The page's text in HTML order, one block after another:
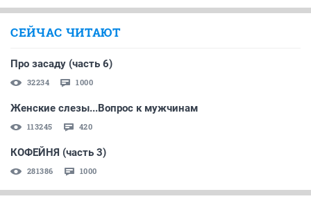
СЕЙЧАС ЧИТАЮТ
Про засаду (часть 6)
32234 1000
Женские слезы...Вопрос к мужчинам
113245 420
КОФЕЙНЯ (часть 3)
281386 1000